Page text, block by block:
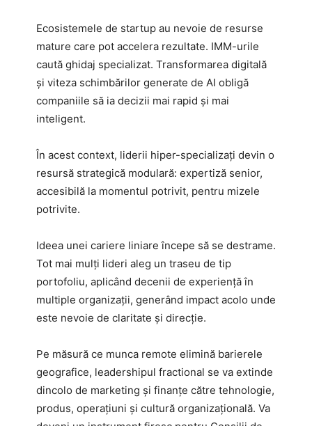
Ecosistemele de startup au nevoie de resurse
mature care pot accelera rezultate. IMM-urile
caută ghidaj specializat. Transformarea digitală
și viteza schimbărilor generate de AI obligă
companiile să ia decizii mai rapid și mai
inteligent.
În acest context, liderii hiper-specializați devin o
resursă strategică modulară: expertiză senior,
accesibilă la momentul potrivit, pentru mizele
potrivite.
Ideea unei cariere liniare începe să se destrame.
Tot mai mulți lideri aleg un traseu de tip
portofoliu, aplicând decenii de experiență în
multiple organizații, generând impact acolo unde
este nevoie de claritate și direcție.
Pe măsură ce munca remote elimină barierele
geografice, leadershipul fractional se va extinde
dincolo de marketing și finanțe către tehnologie,
produs, operațiuni și cultură organizațională. Va